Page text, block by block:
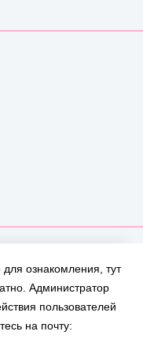
ознакомления, тут
Администратор
пользователей
на почту: